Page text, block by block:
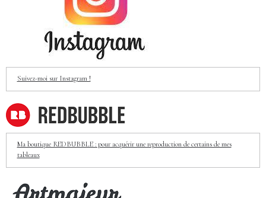
Suivez-moi sur Instagram !
Ma boutique REDBUBBLE : pour acquérir une reproduction de certains de mes
tableaux